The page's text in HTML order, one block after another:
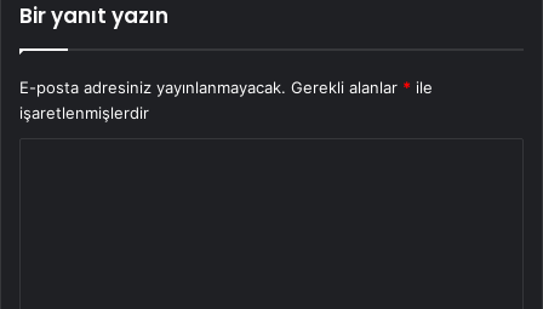
Bir yanıt yazın
E-posta adresiniz yayınlanmayacak. Gerekli alanlar * ile
işaretlenmişlerdir